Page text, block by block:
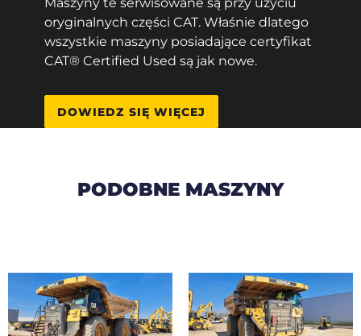
oryginalnych części CAT. Właśnie dlatego
wszystkie maszyny posiadające certyfikat
CAT® Certified Used są jak nowe.
DOWIEDZ SIĘ WIĘCEJ
PODOBNE MASZYNY